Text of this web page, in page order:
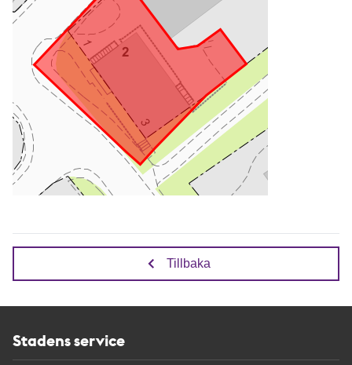
Tillbaka
Stadens service